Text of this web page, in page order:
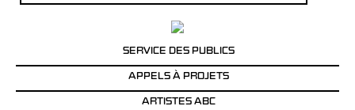
SERVICE DES PUBLICS
APPELS À PROJETS
ARTISTES ABC